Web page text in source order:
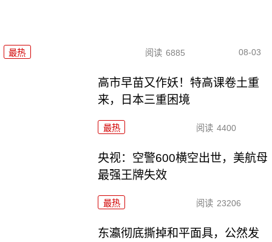
最热 阅读 6885 08-03
高市早苗又作妖！特高课卷土重
来，日本三重困境
最热 阅读 4400
央视：空警600横空出世，美航母
最强王牌失效
最热 阅读 23206
东瀛彻底撕掉和平面具，公然发